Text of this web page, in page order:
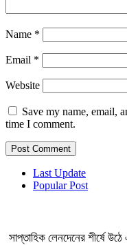
Name *
Email *
Website
Save my name, email,
time I comment.
Last Update
Popular Post
সাপ্তাহিক লেনদেনের শীর্ষে